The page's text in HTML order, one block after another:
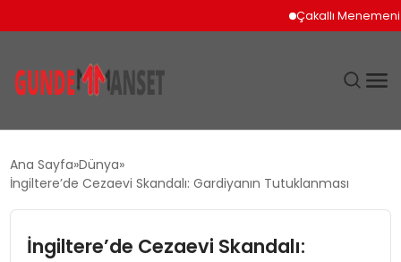
Çakallı Menemeni
EKONOMI
Ana Sayfa Dünya
İngiltere’de Cezaevi Skandalı: Gardiyanın Tutuklanması
İngiltere’de Cezaevi Skandalı: